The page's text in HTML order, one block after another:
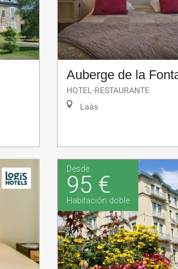
Auberge de la
HOTEL-RESTAURANTE
Laàs
Desde
95 €
Habitación doble